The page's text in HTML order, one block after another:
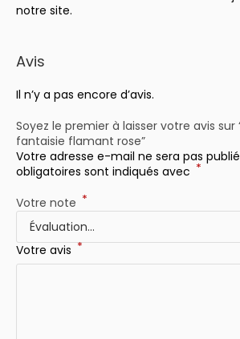
notre site.
Avis
Il n’y a pas encore d’avis.
Soyez le premier à laisser votre avis sur
fantaisie flamant rose”
Votre adresse e-mail ne sera pas
obligatoires sont indiqués avec *
Votre note *
Votre avis *